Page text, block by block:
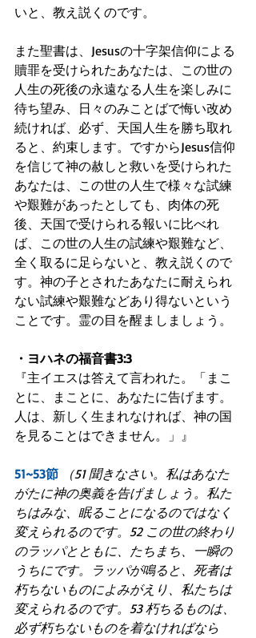
いと、教え説くのです。
また聖書は、Jesusの十字架信仰による
贖罪を受けられたあなたは、この世の
人生の死後の永遠なる人生を楽しみに
待ち望み、日々のみことばで悔い改め
続ければ、必ず、天国人生を勝ち取れ
ると、約束します。ですからJesus信仰
を信じて神の赦しと救いを受けられた
あなたは、この世の人生で様々な試練
や艱難があったとしても、肉体の死
後、天国で受けられる報いに比べれ
ば、この世の人生の試練や艱難など、
全く取るに足らないと、教え説くので
す。神の子とされたあなたに耐えられ
ない試練や艱難などあり得ないという
ことです。霊の目を醒ましましょう。
・ヨハネの福音書3:3
『主イエスは答えて言われた。「まこ
とに、まことに、あなたに告げます。
人は、新しく生まれなければ、神の国
を見ることはできません。」』
51~53節
（51 聞きなさい。私はあなた
がたに神の奥義を告げましょう。私た
ちはみな、眠ることになるのではなく
変えられるのです。52 この世の終わり
のラッパとともに、たちまち、一瞬の
うちにです。ラッパが鳴ると、死者は
朽ちないものによみがえり、私たちは
変えられるのです。53 朽ちるものは、
必ず朽ちないものを着なければなら